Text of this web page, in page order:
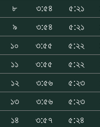
৮
৩:৫৪ ৫:২১
৯
৩:৫৪ ৫:২১
১০
৩:৫৫ ৫:২২
১১
৩:৫৫ ৫:২২
১২
৩:৫৬ ৫:২৩
১৩
৩:৫৬ ৫:২৩
১৪
৩:৫৭ ৫:২৪